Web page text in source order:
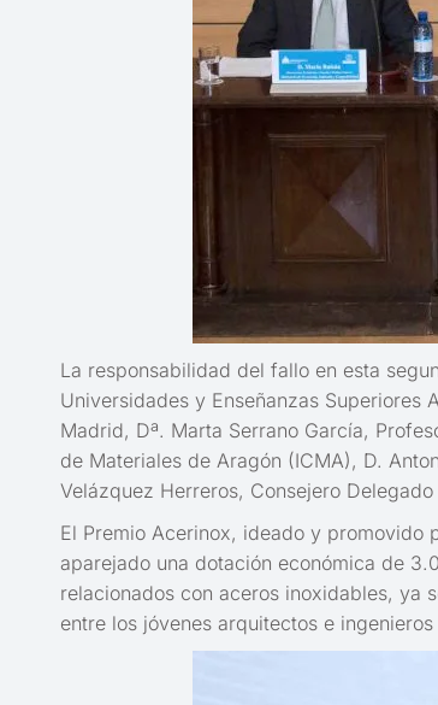
La responsabilidad del fallo en esta
Universidades y Enseñanzas
Madrid, Dª. Marta Serrano García,
de Materiales de Aragón (ICMA), D.
Velázquez Herreros, Consejero
El Premio Acerinox, ideado y promovido
aparejado una dotación económica de
relacionados con aceros inoxidables, ya
entre los jóvenes arquitectos e